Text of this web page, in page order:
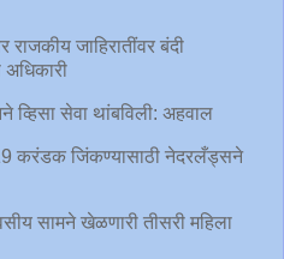
जाहिरातींवर बंदी
अधिकारी
व्हिसा सेवा थांबविली: अहवाल
करंडक जिंकण्यासाठी नेदरलँड्सने
सामने खेळणारी तीसरी महिला